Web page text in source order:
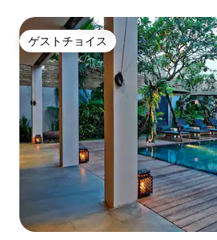
ゲストチョイス
ゲストチョイス